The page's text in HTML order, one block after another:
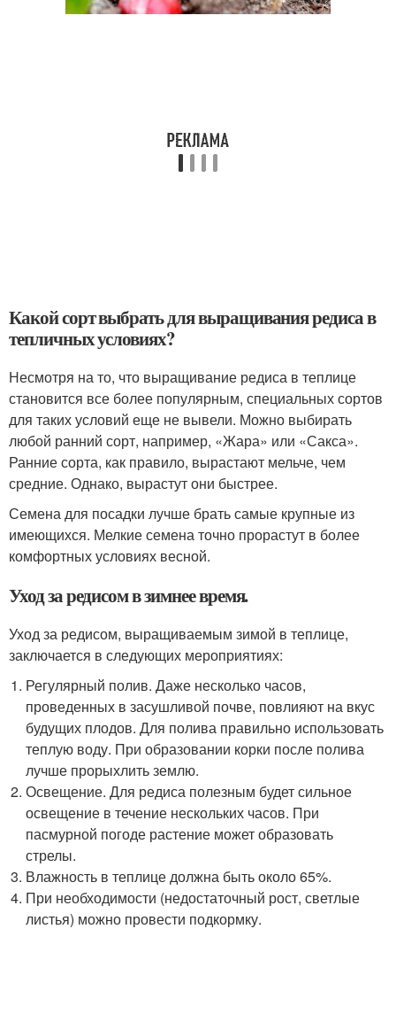
Какой сорт выбрать для выращивания редиса в
тепличных условиях?
Несмотря на то, что выращивание редиса в теплице
становится все более популярным, специальных сортов
для таких условий еще не вывели. Можно выбирать
любой ранний сорт, например, «Жара» или «Сакса».
Ранние сорта, как правило, вырастают мельче, чем
средние. Однако, вырастут они быстрее.
Семена для посадки лучше брать самые крупные из
имеющихся. Мелкие семена точно прорастут в более
комфортных условиях весной.
Уход за редисом в зимнее время.
Уход за редисом, выращиваемым зимой в теплице,
заключается в следующих мероприятиях:
Регулярный полив. Даже несколько часов,
проведенных в засушливой почве, повлияют на вкус
будущих плодов. Для полива правильно использовать
теплую воду. При образовании корки после полива
лучше прорыхлить землю.
Освещение. Для редиса полезным будет сильное
освещение в течение нескольких часов. При
пасмурной погоде растение может образовать
стрелы.
Влажность в теплице должна быть около 65%.
При необходимости (недостаточный рост, светлые
листья) можно провести подкормку.